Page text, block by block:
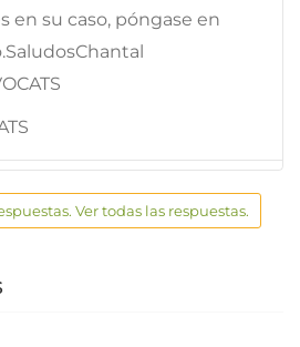
en su caso, póngase en
Ver todas las respuestas.